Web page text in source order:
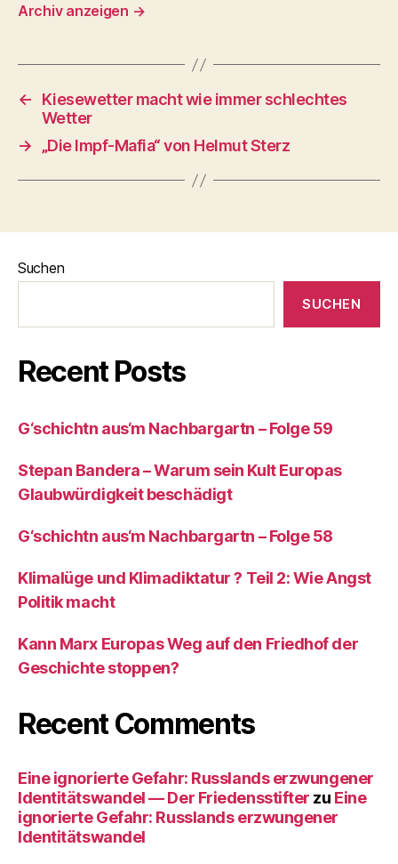
Archiv anzeigen →
←
Kiesewetter macht wie immer schlechtes
Wetter
→
„Die Impf-Mafia“ von Helmut Sterz
Suchen
SUCHEN
Recent Posts
G‘schichtn aus‘m Nachbargartn – Folge 59
Stepan Bandera – Warum sein Kult Europas
Glaubwürdigkeit beschädigt
G‘schichtn aus‘m Nachbargartn – Folge 58
Klimalüge und Klimadiktatur ? Teil 2: Wie Angst
Politik macht
Kann Marx Europas Weg auf den Friedhof der
Geschichte stoppen?
Recent Comments
Eine ignorierte Gefahr: Russlands erzwungener
Identitätswandel — Der Friedensstifter zu Eine
ignorierte Gefahr: Russlands erzwungener
Identitätswandel